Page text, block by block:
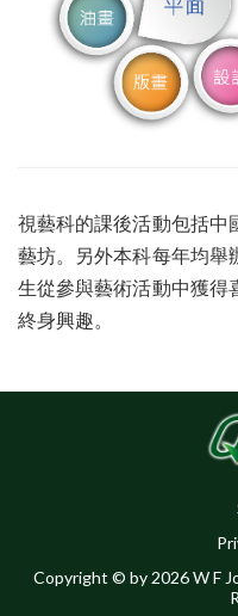
視藝科的課後活動包括中
藝坊。另外本科每年均舉
生從參與藝術活動中獲得
終身興趣。
Copyright © by 2026 W F